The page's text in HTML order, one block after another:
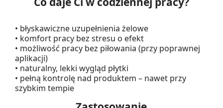
• błyskawiczne uzupełnienia żelowe
• komfort pracy bez stresu o efekt
• możliwość pracy bez piłowania (przy poprawnej
aplikacji)
• naturalny, lekki wygląd płytki
• pełną kontrolę nad produktem – nawet przy
szybkim tempie